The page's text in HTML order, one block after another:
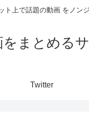
上で話題の動画 をノン
まとめる
Twitter